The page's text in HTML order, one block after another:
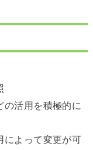
活用を積極的に
よって変更が可